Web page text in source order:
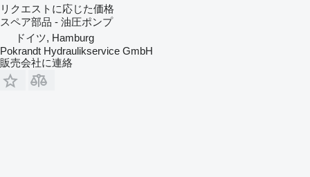
リクエストに応じた価格
スペア部品 - 油圧ポンプ
ドイツ, Hamburg
Pokrandt Hydraulikservice GmbH
販売会社に連絡